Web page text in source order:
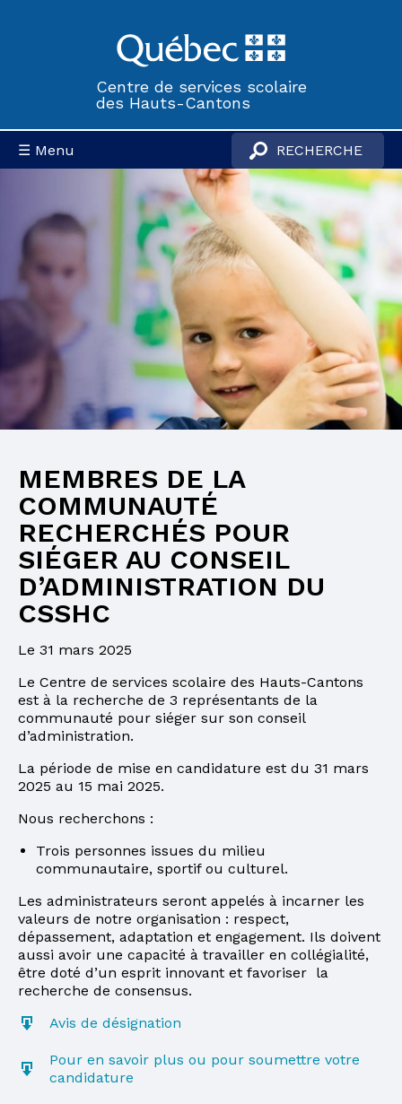
Centre de services scolaire
des Hauts-Cantons
☰ Menu
MEMBRES DE LA
COMMUNAUTÉ
RECHERCHÉS POUR
SIÉGER AU CONSEIL
D’ADMINISTRATION DU
CSSHC
Le 31 mars 2025
Le Centre de services scolaire des Hauts-Cantons
est à la recherche de 3 représentants de la
communauté pour siéger sur son conseil
d’administration.
La période de mise en candidature est du 31 mars
2025 au 15 mai 2025.
Nous recherchons :
Trois personnes issues du milieu
communautaire, sportif ou culturel.
Les administrateurs seront appelés à incarner les
valeurs de notre organisation : respect,
dépassement, adaptation et engagement. Ils doivent
aussi avoir une capacité à travailler en collégialité,
être doté d’un esprit innovant et favoriser la
recherche de consensus.
Avis de désignation
Pour en savoir plus ou pour soumettre votre
candidature